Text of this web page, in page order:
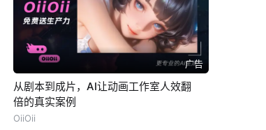
广告
从剧本到成片，AI让动画工作室人效翻
倍的真实案例
OiiOii